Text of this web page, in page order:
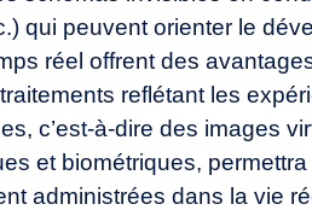
qui peuvent orienter le
réel offrent des
reflétant les
, c’est-à-dire des images
et biométriques, permettra
administrées dans la vie